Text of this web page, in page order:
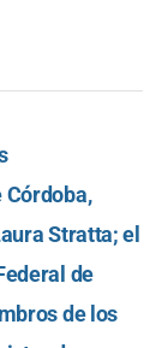
Stratta; el
de
de los